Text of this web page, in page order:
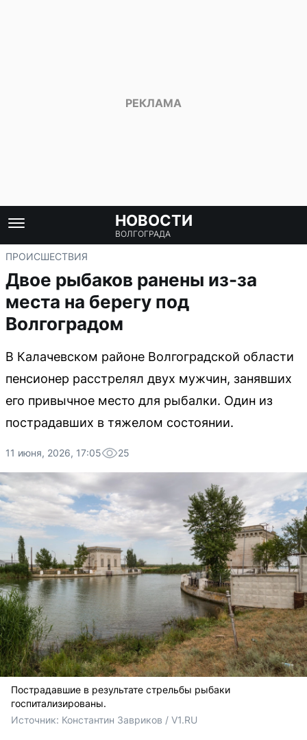
НОВОСТИ
ВОЛГОГРАДА
ПРОИСШЕСТВИЯ
Двое рыбаков ранены из-за
места на берегу под
Волгоградом
В Калачевском районе Волгоградской области
пенсионер расстрелял двух мужчин, занявших
его привычное место для рыбалки. Один из
пострадавших в тяжелом состоянии.
11 июня, 2026, 17:05 25
Пострадавшие в результате стрельбы рыбаки
госпитализированы.
Источник: Константин Завриков / V1.RU